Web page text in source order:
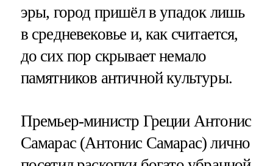
эры, город пришёл в упадок лишь
в средневековье и, как считается,
до сих пор скрывает немало
памятников античной культуры.
Премьер-министр Греции Антонис
Самарас (Антонис Самарас) лично